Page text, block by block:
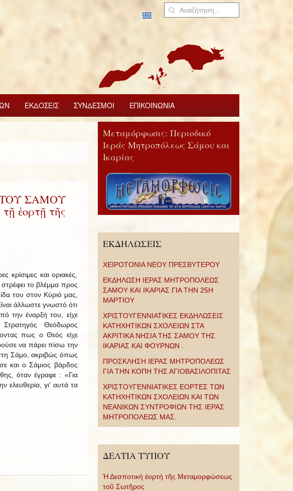
ΕΚΔΟΣΕΙΣ ΣΥΝΔΕΣΜΟΙ ΕΠΙΚΟΙΝΩΝΙΑ
ΣΑΜΟΥ
ἑορτῇ τῆς
και οριακές,
το βλέμμα προς
του στον Κύριό μας,
άλλωστε γνωστό ότι
την έναρξή του, είχε
Θεόδωρος
πως ο Θεός είχε
να πάρει πίσω την
Σάμο, ακριβώς όπως
και ο Σάμιος βάρδος
όταν έγραφε : «Για
ελευθερία, γι' αυτά τα
Μεταμόρφωσις: Περιοδικό
Ιεράς Μητροπόλεως Σάμου και
Ικαρίας
ΕΚΔΗΛΩΣΕΙΣ
ΧΕΙΡΟΤΟΝΙΑ ΝΕΟΥ ΠΡΕΣΒΥΤΕΡΟΥ
ΕΚΔΗΛΩΣΗ ΙΕΡΑΣ ΜΗΤΡΟΠΟΛΕΩΣ
ΣΑΜΟΥ ΚΑΙ ΙΚΑΡΙΑΣ ΓΙΑ ΤΗΝ 25Η
ΜΑΡΤΙΟΥ
ΧΡΙΣΤΟΥΓΕΝΝΙΑΤΙΚΕΣ ΕΚΔΗΛΩΣΕΙΣ
ΚΑΤΗΧΗΤΙΚΩΝ ΣΧΟΛΕΙΩΝ ΣΤΑ
ΑΚΡΙΤΙΚΑ ΝΗΣΙΑ ΤΗΣ ΣΑΜΟΥ ΤΗΣ
ΙΚΑΡΙΑΣ ΚΑΙ ΦΟΥΡΝΩΝ .
ΠΡΟΣΚΛΗΣΗ ΙΕΡΑΣ ΜΗΤΡΟΠΟΛΕΩΣ
ΓΙΑ ΤΗΝ ΚΟΠΗ ΤΗΣ ΑΓΙΟΒΑΣΙΛΟΠΙΤΑΣ
ΧΡΙΣΤΟΥΓΕΝΝΙΑΤΙΚΕΣ ΕΟΡΤΕΣ ΤΩΝ
ΚΑΤΗΧΗΤΙΚΩΝ ΣΧΟΛΕΙΩΝ ΚΑΙ ΤΩΝ
ΝΕΑΝΙΚΩΝ ΣΥΝΤΡΟΦΙΩΝ ΤΗΣ ΙΕΡΑΣ
ΜΗΤΡΟΠΟΛΕΩΣ ΜΑΣ.
ΔΕΛΤΙΑ ΤΥΠΟΥ
Ἡ Δεσποτική ἑορτή τῆς Μεταμορφώσεως
τοῦ Σωτῆρος